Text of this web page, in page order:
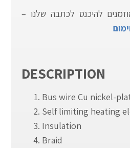
להיכנס לכתבה שלנו –
DESCRIPTION
Bus wire Cu nickel-
Self limiting heating
Insulation
Braid